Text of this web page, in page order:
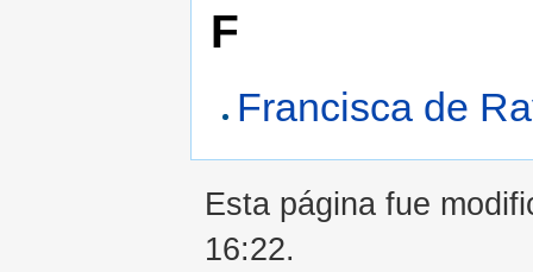
F
Francisca de
Esta página fue
16:22.